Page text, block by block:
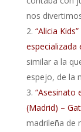
nos
“Alicia
especializada
similar a la
espejo, de la
“Asesinato
(Madrid) –
madrileña de